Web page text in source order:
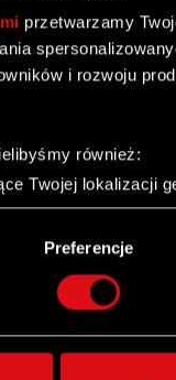
przetwarzamy
i rozwoju
również:
Twojej lokalizacji
aktywnie
jak Twoje
cookie możesz
Preferencje